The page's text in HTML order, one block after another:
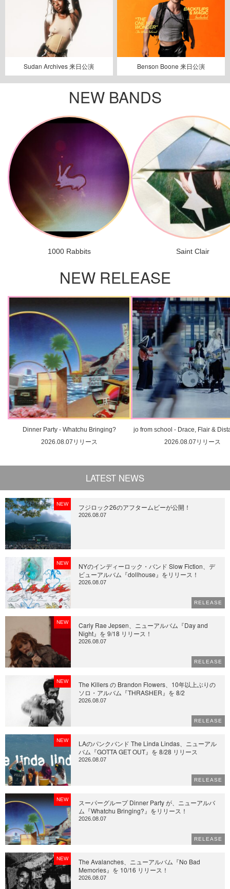
Sudan Archives 来日公演 Benson Boone 来日公演
NEW BANDS
1000 Rabbits Saint Clair
NEW RELEASE
Dinner Party - Whatchu Bringing?
2026.08.07リリース
jo from school - Drace, Flair &
2026.08.07リリース
LATEST NEWS
NEW フジロック26のアフタームビーが公開！
2026.08.07
NEW
NYのインディーロック・バンド Slow Fiction、デ
ビューアルバム『dollhouse』をリリース！
2026.08.07
RELEASE
NEW
Carly Rae Jepsen、ニューアルバム『Day and
Night』を 9/18 リリース！
2026.08.07
RELEASE
NEW
The Killers の Brandon Flowers、10年以上ぶりの
ソロ・アルバム『THRASHER』を 8/2
2026.08.07
RELEASE
NEW
LAのパンクバンド The Linda Lindas、ニューアル
バム『GOTTA GET OUT』を 8/28 リリース
2026.08.07
RELEASE
NEW
スーパーグループ Dinner Party が、ニューアルバ
ム『Whatchu Bringing?』をリリース！
2026.08.07
RELEASE
NEW
The Avalanches、ニューアルバム『No Bad
Memories』を 10/16 リリース！
2026.08.07